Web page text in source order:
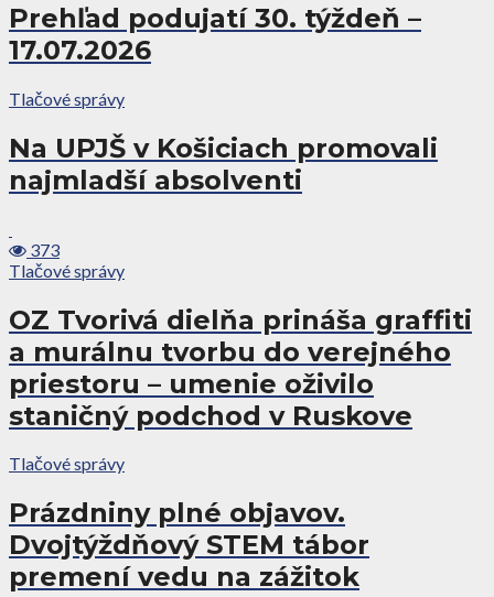
Prehľad podujatí 30. týždeň –
17.07.2026
Tlačové správy
Na UPJŠ v Košiciach promovali
najmladší absolventi
373
Tlačové správy
OZ Tvorivá dielňa prináša graffiti
a murálnu tvorbu do verejného
priestoru – umenie oživilo
staničný podchod v Ruskove
Tlačové správy
Prázdniny plné objavov.
Dvojtýždňový STEM tábor
premení vedu na zážitok